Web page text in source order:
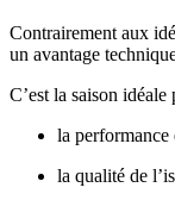
Contrairement aux
un avantage
C’est la saison
la performance
la qualité de